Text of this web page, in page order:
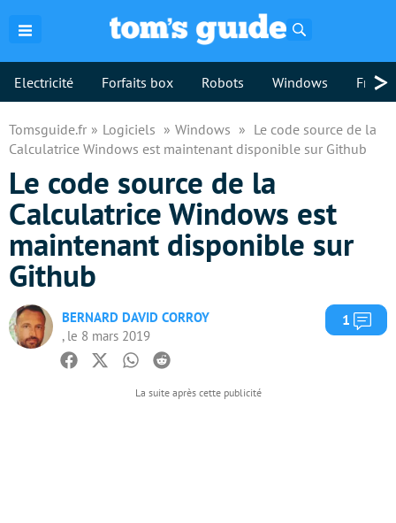
Electricité Forfaits box Robots Windows >
Tomsguide.fr Logiciels Windows
Le code source de la
Calculatrice Windows est maintenant disponible sur Github
Le code source de la
Calculatrice Windows est
maintenant disponible sur
Github
BERNARD DAVID CORROY
, le 8 mars 2019
1
Facebook
TwitterWhatsapp
Reddit